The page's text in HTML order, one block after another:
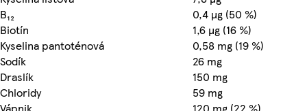
B₁₂
0,4 µg (50 %)
Biotín
1,6 µg (16 %)
Kyselina pantoténová
0,58 mg (19 %)
Sodík
26 mg
Draslík
150 mg
Chloridy
59 mg
Vápnik
120 mg (22 %)